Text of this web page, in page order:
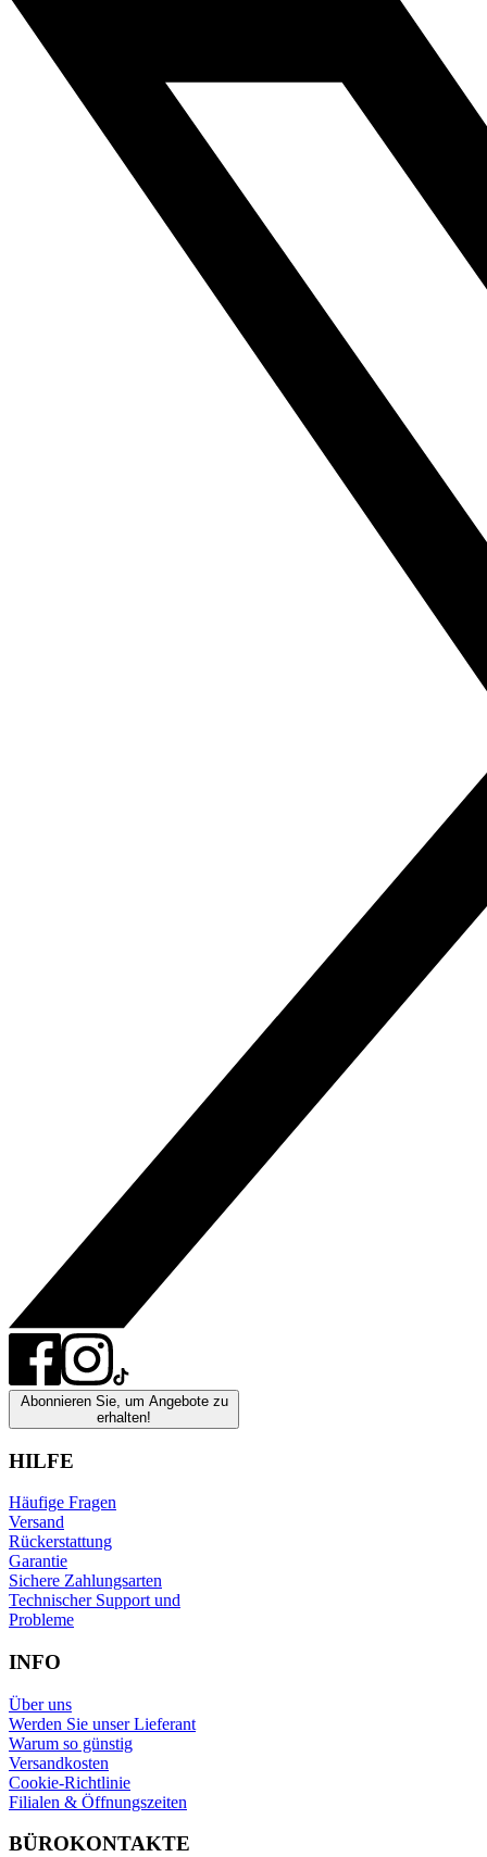
Abonnieren Sie, um Angebote zu
erhalten!
HILFE
Häufige Fragen
Versand
Rückerstattung
Garantie
Sichere Zahlungsarten
Technischer Support und
Probleme
INFO
Über uns
Werden Sie unser Lieferant
Warum so günstig
Versandkosten
Cookie-Richtlinie
Filialen & Öffnungszeiten
BÜROKONTAKTE